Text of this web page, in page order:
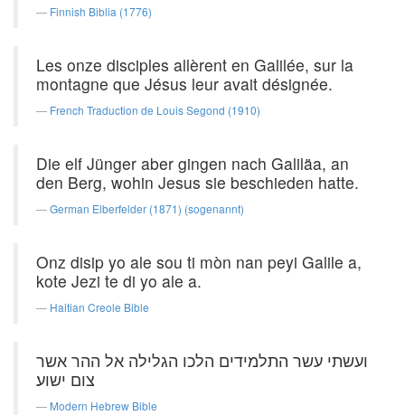
Finnish Biblia (1776)
Les onze disciples allèrent en Galilée, sur la
montagne que Jésus leur avait désignée.
French Traduction de Louis Segond (1910)
Die elf Jünger aber gingen nach Galiläa, an
den Berg, wohin Jesus sie beschieden hatte.
German Elberfelder (1871) (sogenannt)
Onz disip yo ale sou ti mòn nan peyi Galile a,
kote Jezi te di yo ale a.
Haitian Creole Bible
ועשתי עשר התלמידים הלכו הגלילה אל ההר אשר
צום ישוע׃
Modern Hebrew Bible